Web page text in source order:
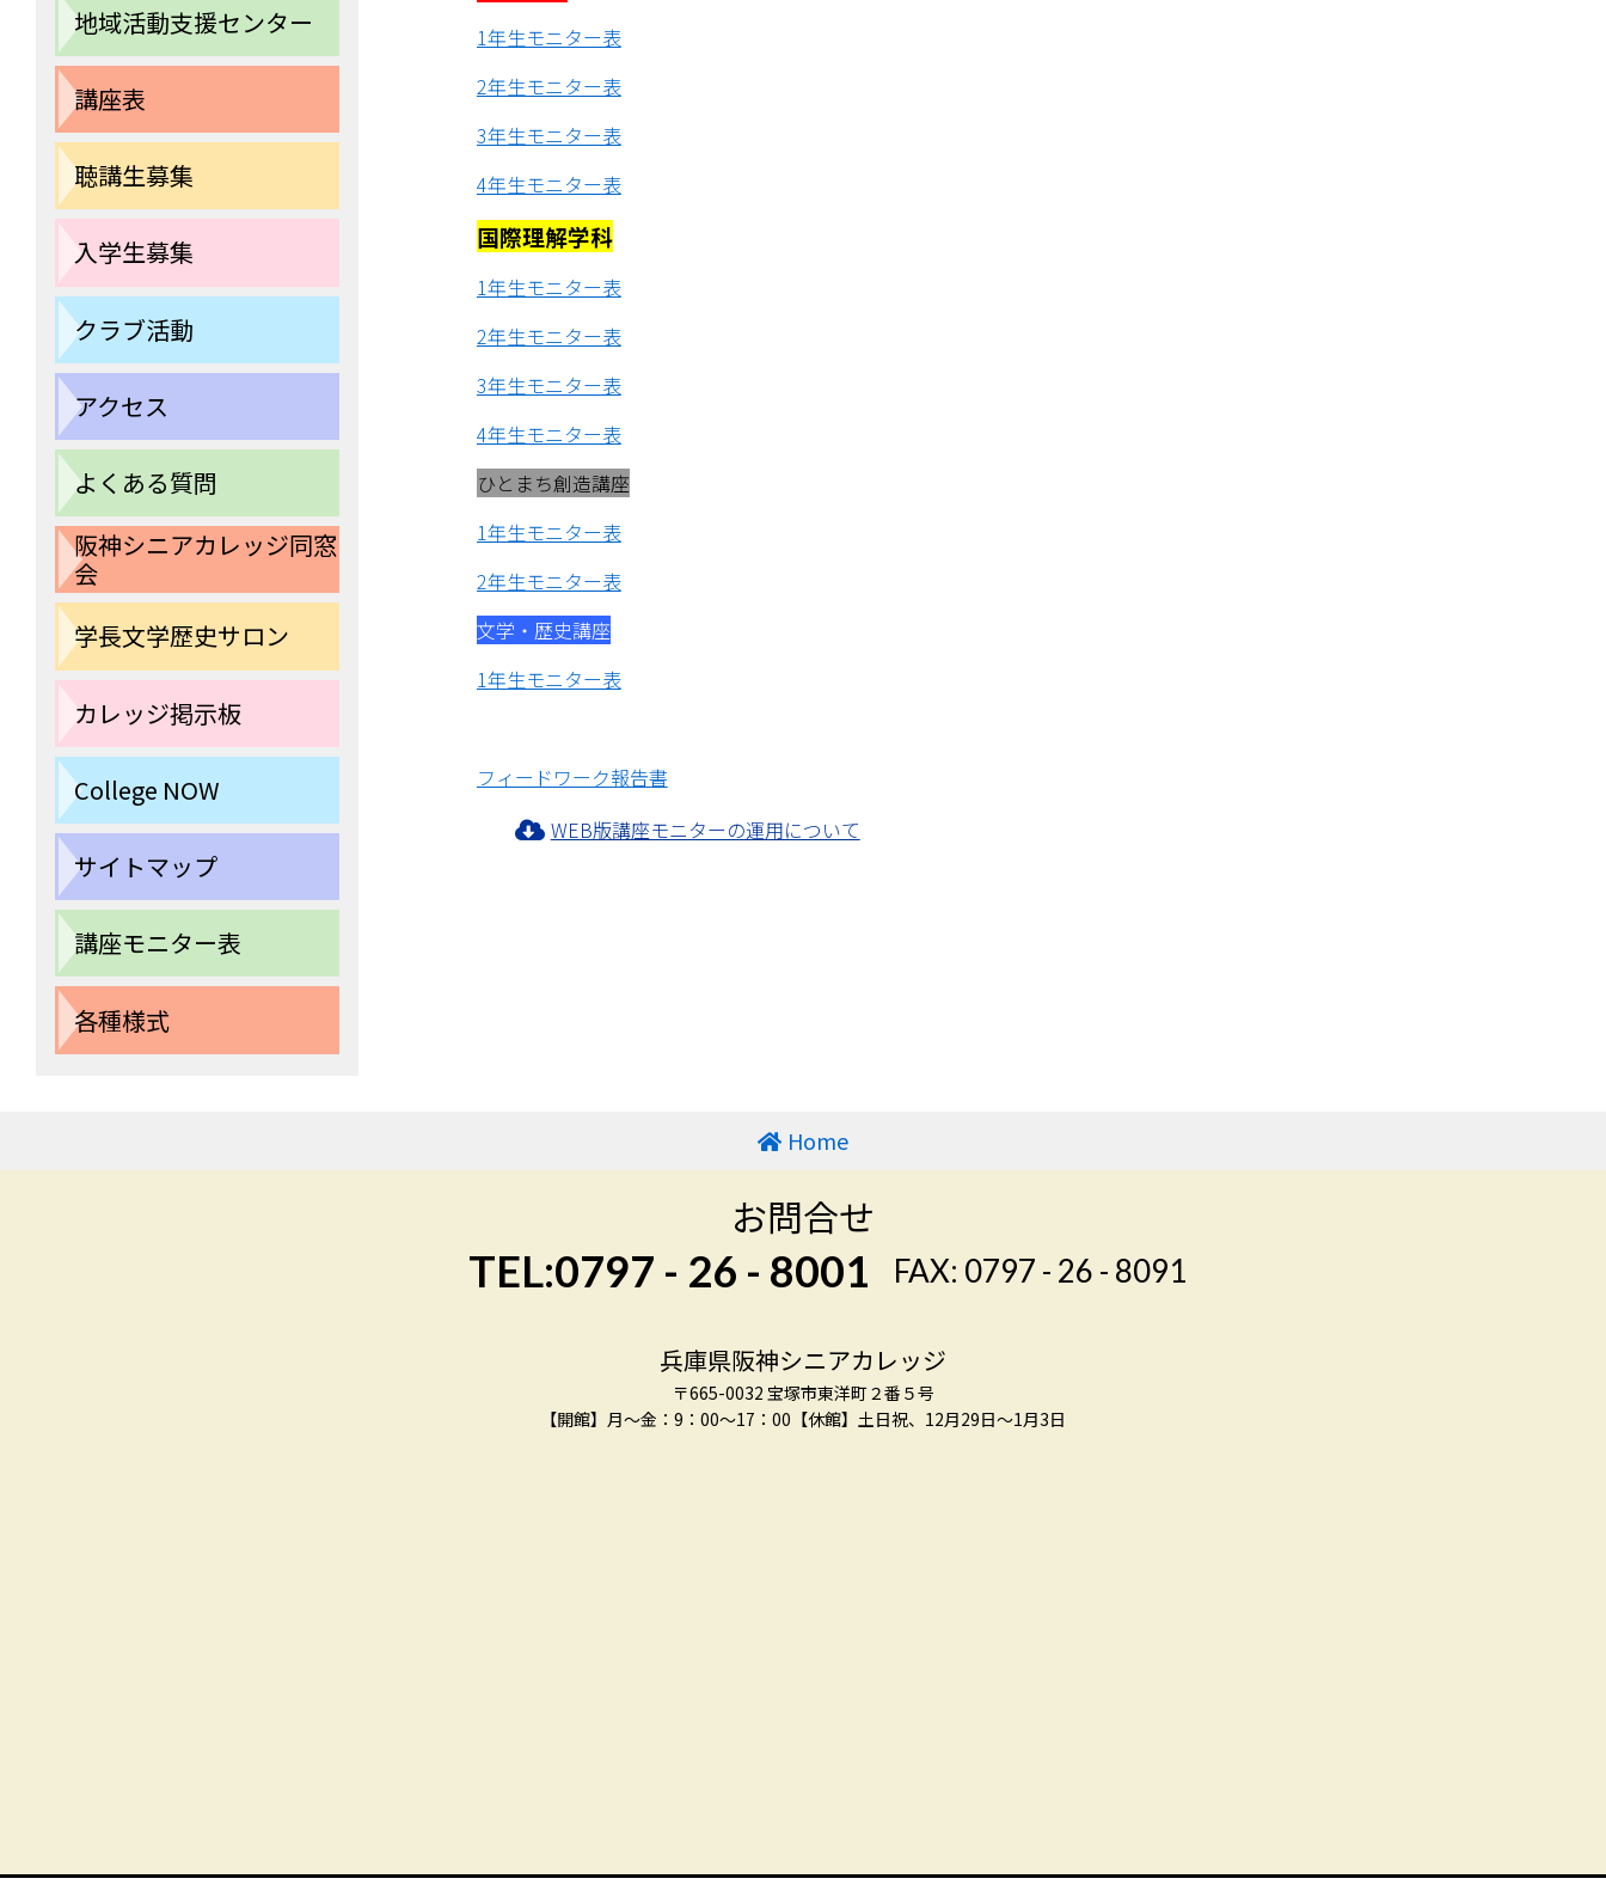
1年生モニター表
2年生モニター表
3年生モニター表
4年生モニター表
国際理解学科
1年生モニター表
2年生モニター表
3年生モニター表
4年生モニター表
ひとまち創造講座
1年生モニター表
2年生モニター表
文学・歴史講座
1年生モニター表
フィードワーク報告書
WEB版講座モニターの運用について
地域活動支援センター
講座表
聴講生募集
入学生募集
クラブ活動
アクセス
よくある質問
阪神シニアカレッジ同窓
会
学長文学歴史サロン
カレッジ掲示板
College NOW
サイトマップ
講座モニター表
各種様式
Home
お問合せ
TEL:0797 - 26 - 8001
FAX: 0797 - 26 - 8091
兵庫県阪神シニアカレッジ
〒665-0032 宝塚市東洋町２番５号
【開館】月～金：9：00～17：00 【休館】土日祝、12月29日～1月3日